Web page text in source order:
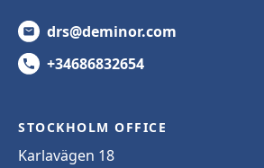
drs@deminor.com
+34686832654
STOCKHOLM OFFICE
Karlavägen 18